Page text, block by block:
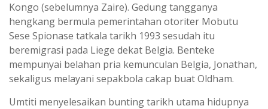
Kongo (sebelumnya Zaire). Gedung tangganya
hengkang bermula pemerintahan otoriter Mobutu
Sese Spionase tatkala tarikh 1993 sesudah itu
beremigrasi pada Liege dekat Belgia. Benteke
mempunyai belahan pria kemunculan Belgia, Jonathan,
sekaligus melayani sepakbola cakap buat Oldham.
Umtiti menyelesaikan bunting tarikh utama hidupnya